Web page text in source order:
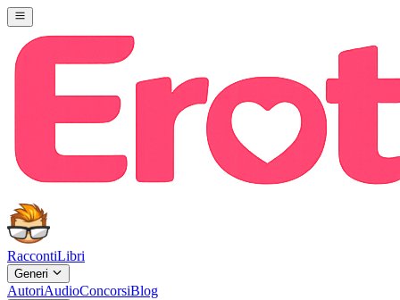
RaccontiLibri
Generi
AutoriAudioConcorsiBlog